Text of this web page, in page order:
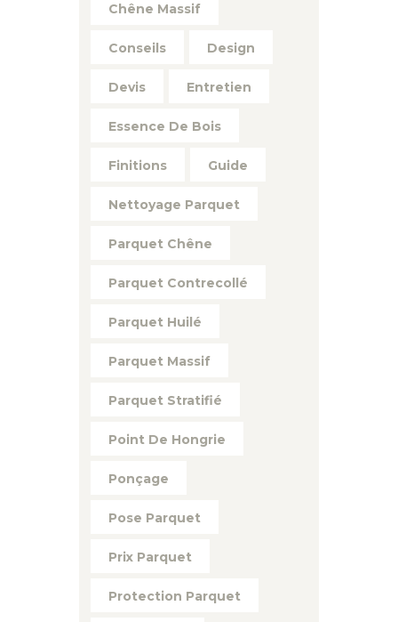
Chêne Massif
Conseils Design
Devis Entretien
Essence De Bois
Finitions Guide
Nettoyage Parquet
Parquet Chêne
Parquet Contrecollé
Parquet Huilé
Parquet Massif
Parquet Stratifié
Point De Hongrie
Ponçage
Pose Parquet
Prix Parquet
Protection Parquet